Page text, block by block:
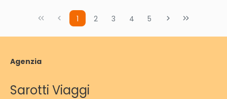
1 2 3 4 5
Agenzia
Sarotti Viaggi